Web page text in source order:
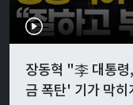
장동혁 "李 대통
금 폭탄' 기가 막